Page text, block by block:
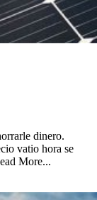
dinero.
vatio hora se
More...